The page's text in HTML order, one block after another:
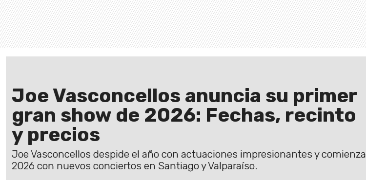
Joe Vasconcellos anuncia su primer
gran show de 2026: Fechas, recinto
y precios
Joe Vasconcellos despide el año con actuaciones impresionantes y comienza
2026 con nuevos conciertos en Santiago y Valparaíso.